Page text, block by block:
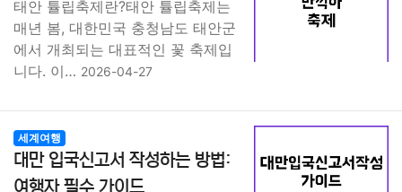
태안 튤립축제란?태안 튤립축제는
매년 봄, 대한민국 충청남도 태안군
에서 개최되는 대표적인 꽃 축제입
니다. 이… 2026-04-27
세계여행
대만 입국신고서 작성하는 방법:
여행자 필수 가이드